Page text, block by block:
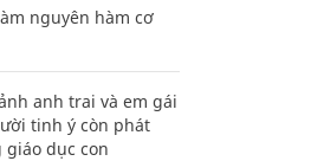
nguyên hàm cơ
anh trai và em gái
tinh ý còn phát
dục con